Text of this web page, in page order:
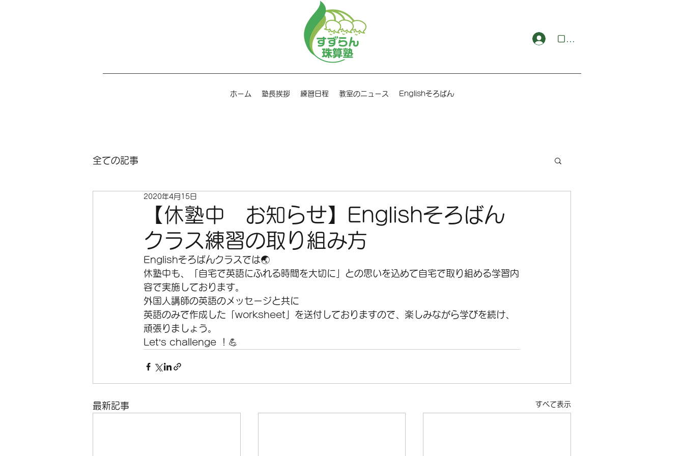
ログイン
ホーム 塾長挨拶 練習日程 教室のニュース Englishそろばん
全ての記事
【休塾中 お知らせ】Englishそろばん
クラス練習の取り組み方
2020年4月15日
Englishそろばんクラスでは🌏
休塾中も、「自宅で英語にふれる時間を大切に」との思いを込めて自宅で取り組める学習内
容で実施しております。
外国人講師の英語のメッセージと共に
英語のみで作成した「worksheet」を送付しておりますので、楽しみながら学びを続け、
頑張りましょう。
Let’s challenge ！💪
最新記事 すべて表示